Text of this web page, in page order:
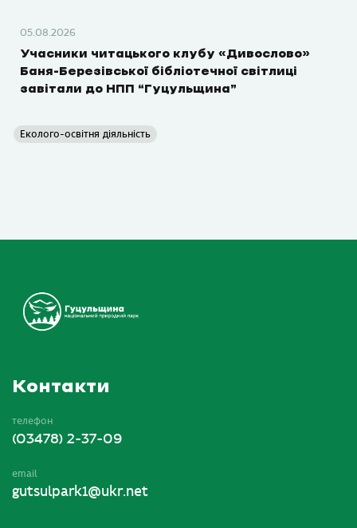
05.08.2026
Учасники читацького клубу «Дивослово»
Баня-Березівської бібліотечної світлиці
завітали до НПП “Гуцульщина”
Еколого-освітня діяльність
Контакти
телефон
(03478) 2-37-09
email
gutsulpark1@ukr.net